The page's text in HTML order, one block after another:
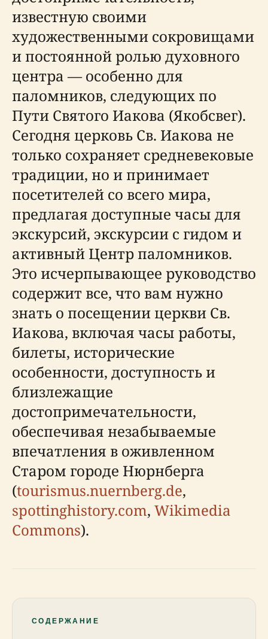
известную своими
художественными сокровищами
и постоянной ролью духовного
центра — особенно для
паломников, следующих по
Пути Святого Иакова (Якобсвег).
Сегодня церковь Св. Иакова не
только сохраняет средневековые
традиции, но и принимает
посетителей со всего мира,
предлагая доступные часы для
экскурсий, экскурсии с гидом и
активный Центр паломников.
Это исчерпывающее руководство
содержит все, что вам нужно
знать о посещении церкви Св.
Иакова, включая часы работы,
билеты, исторические
особенности, доступность и
близлежащие
достопримечательности,
обеспечивая незабываемые
впечатления в оживленном
Старом городе Нюрнберга
(tourismus.nuernberg.de,
spottinghistory.com, Wikimedia
Commons).
СОДЕРЖАНИЕ